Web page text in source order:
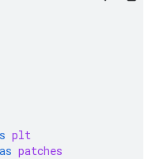
plt
as patches